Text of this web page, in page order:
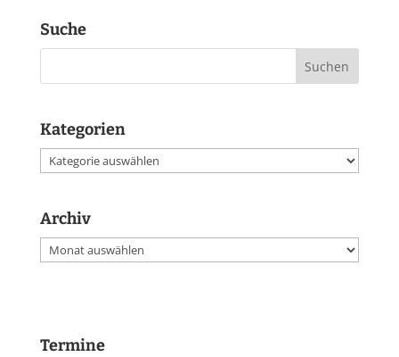
Suche
Kategorien
Kategorien
Archiv
Archiv
Termine